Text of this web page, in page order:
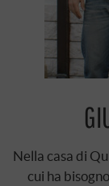
Nella casa di
cui ha